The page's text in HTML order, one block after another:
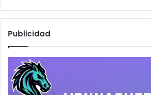
Publicidad